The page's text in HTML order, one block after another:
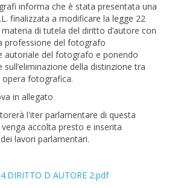
informa che è stata presentata una
finalizzata a modificare la legge 22
di tutela del diritto d’autore con
professione del fotografo
autoriale del fotografo e ponendo
della distinzione tra
fotografica.
in allegato
l'iter parlamentare di questa
accolta presto e inserita
lavori parlamentari.
D AUTORE 2.pdf